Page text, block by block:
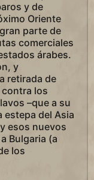
y de
Oriente
parte de
comerciales
árabes.
y
retirada de
los
–que a su
estepa del Asia
esos nuevos
Bulgaria (a
los